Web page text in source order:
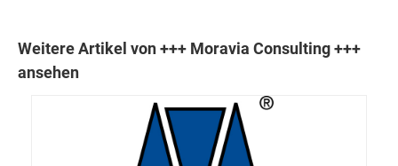
Weitere Artikel von +++ Moravia Consulting +++
ansehen